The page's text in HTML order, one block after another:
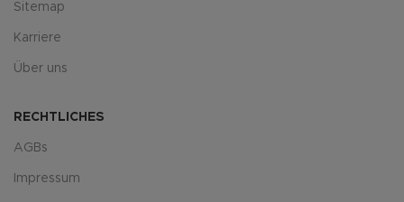
Sitemap
Karriere
Über uns
RECHTLICHES
AGBs
Impressum